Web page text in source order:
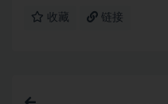
收藏 链接